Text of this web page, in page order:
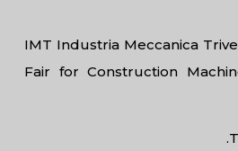
IMT Industria Meccanica
Fair for Construction